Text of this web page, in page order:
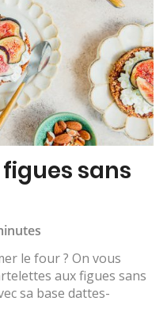
sans
le four ? On vous
aux figues sans
sa base dattes-